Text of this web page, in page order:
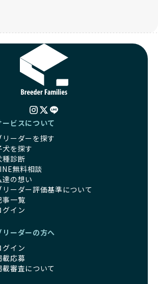
ペット業界が抱える命の大量生産・大
い流通構造、劣悪な飼育環境といった課
ています。優良ブリーダーとの直接取引
、無駄な命の消費を減らし、命を大切にす
しています。
を保護団体や保護団体を支援する公益法
。多くのペット販売業者が、動物福祉へ
であることを理由に寄付を断られる中、
り、保護が必要なワンちゃんの救済や保
献しています。
ンちゃんに優しい未来を創るための大き
ザーの皆さんがBreederFamiliesを通じて
とで、こうした社会貢献活動を間接的に
す。
登録されているブリーダーは、子犬が心
ための環境づくりに全力を注いでいま
小限に抑えた繁殖計画、栄養バランスが
犬がのびのびと動ける適度な運動環境、
した健康管理まで徹底しています。
を通じてお迎えする子犬は、元
を切れることが大きな魅力です。
を使わない」の詳細はこちら
愛い」「珍しい毛色」という見た目の特
値で取引されることが多くなっていま
た特徴には健康リスクが伴う場合が少な
サイズは骨や心臓に負担がかかりやす
遺伝疾患のリスクが高まることがありま
は、このような流行や需要に応じて無理
す。小柄な母犬を繁殖に多用して体に負
を小さく見せるために食事を減らすな
た管理がされることもあります。このよ
ちゃんの免疫力や体力が低下し、飼い主
医療費やケアの負担が増える恐れがあり
こうした流行に流されず、ワンちゃんの
ています。特に小さいワンちゃんやレア
する場合は、健康リスクを十分に理解
スクについて丁寧に説明しています。食
第一にした繁殖を心がけています。
重視」の詳細はこちら
を終えたワンちゃんたちのことを指しま
ービスについて
リーダーを探す
犬を探す
種診断
無料相談
達の想い
リーダー評価基準について
事一覧
グイン
リーダーの方へ
グイン
載応募
載審査について